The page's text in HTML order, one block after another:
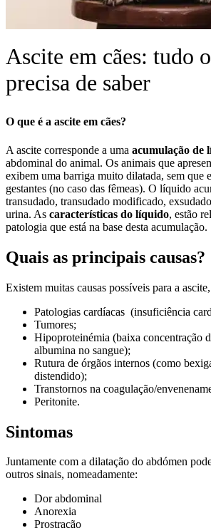
Ascite em cães: tudo
precisa de saber
O que é a ascite em cães?
A ascite corresponde a uma acumulação de
abdominal do animal. Os animais que
exibem uma barriga muito dilatada, sem que
gestantes (no caso das fêmeas). O líquido
transudado, transudado modificado,
urina. As características do líquido, estão
patologia que está na base desta acumulação.
Quais as principais causas?
Existem muitas causas possíveis para a
Patologias cardíacas (insuficiência
Tumores;
Hipoproteinémia (baixa concentração
albumina no sangue);
Rutura de órgãos internos (como
distendido);
Transtornos na coagulação/
Peritonite.
Sintomas
Juntamente com a dilatação do abdómen
outros sinais, nomeadamente:
Dor abdominal
Anorexia
Prostração